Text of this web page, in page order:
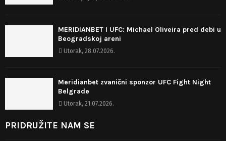
MERIDIANBET I UFC: Michael Oliveira pred debi u
Beogradskoj areni
Utorak, 28.07.2026.
Meridianbet zvanični sponzor UFC Fight Night
Belgrade
Utorak, 21.07.2026.
PRIDRUŽITE NAM SE